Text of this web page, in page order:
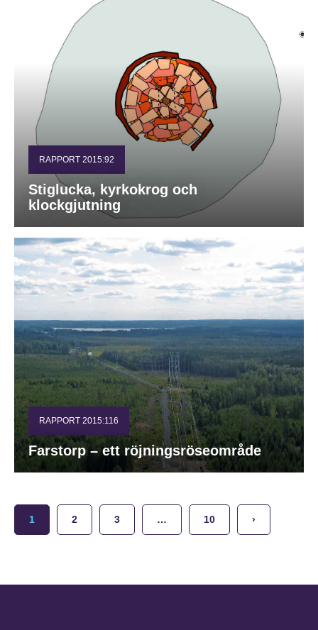
RAPPORT 2015:92
Stiglucka, kyrkokrog och
klockgjutning
RAPPORT 2015:116
Farstorp – ett röjningsröseområde
1 2 3 … 10 ›